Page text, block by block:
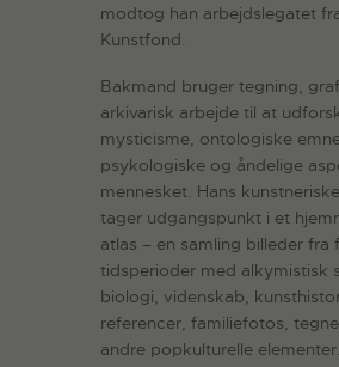
modtog han arbejdslegatet
Kunstfond.
Bakmand bruger tegning,
arkivarisk arbejde til at
mysticisme, ontologiske
psykologiske og åndelige
mennesket. Hans
tager udgangspunkt i et
atlas – en samling billeder fra
tidsperioder med alkymistisk
biologi, videnskab,
referencer, familiefotos,
andre popkulturelle